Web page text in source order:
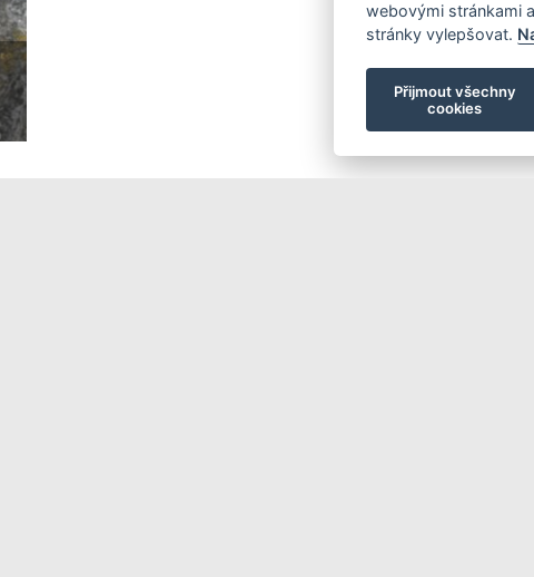
webovými stránkami
stránky vylepšovat.
Přijmout všechny
cookies